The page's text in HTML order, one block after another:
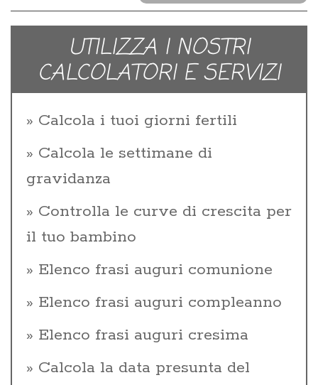
UTILIZZA I NOSTRI
CALCOLATORI E SERVIZI
Calcola i tuoi giorni fertili
Calcola le settimane di
gravidanza
Controlla le curve di crescita per
il tuo bambino
Elenco frasi auguri comunione
Elenco frasi auguri compleanno
Elenco frasi auguri cresima
Calcola la data presunta del